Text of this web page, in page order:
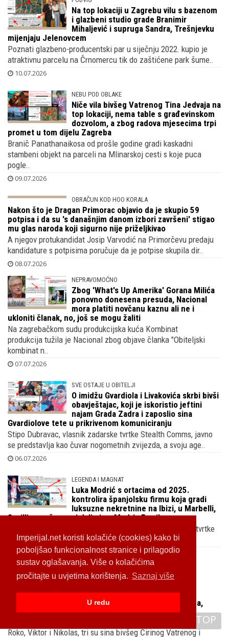
Imperijal.net koristi kolačiće (cookies) kako bi
poboljšao funkcionalnost stranice i prilagodio
sustav oglašavanja. Više o kolačićima
pročitajte u uvjetima korištenja. Saznaj više
U redu
11.07.2026
PODVIG
Na top lokaciji u Zagrebu vilu s bazenom
i glazbeni studio grade Branimir
Mihaljević i supruga Sandra, Trešnjevku
mijenjaju Jelenovcem
Poznati glazbeno-producentski par u siječnju 2022. kupio je
atraktivnu parcelu na Črnomercu tik do zaštićene park šume..
10.07.2026
NEBU POD OBLAKE
Niče vila bivšeg Vatrenog Tina Jedvaja na
top lokaciji, nema table s građevinskom
dozvolom, a zbog radova mjesecima trpi
promet u tom dijelu Zagreba
Branič Panathanaikosa od prošle godine gradi kaskadni
stambeni objekt na parceli na Mlinarskoj cesti s koje puca
pogle..
09.07.2026
OBRAČUN KOD HOO KORALA
Nakon što je Dragan Primorac objavio da
je skupio 59 potpisa i da su 's današnjim
danom izbori završeni' stigao mu glas
naroda koji sigurno nije priželjkivao
A njegov protukandidat Josip Varvodić na Primorčevu predaju
kandidature s potpisima poručuje da je potpise skupila dir..
08.07.2026
NEPRAVOMOĆNO
Zbog 'What's Up Amerika' Gorana Milića
ponovno donesena presuda, Nacional
ukloniti članak, no, još se mogu žaliti
produkcija tužila je Nacional zbog objave članka "Obiteljski
kombinat n..
07.07.2026
SVE OSTAJE U OBITELJI
O imidžu Gvardiola i Livakovića skrbi bivši
obavještajac, koji je iskoristio jeftini
Stipo Dubravac, vlasnik zadarske tvrtke Stealth Comms, javno
se predstavlja kao čuvar nogometnih zvijezda, a svoju age..
06.07.2026
Luka Modrić s ortacima od 2025.
kontrolira španjolsku firmu koja gradi
luksuzne nekretnine na Ibizi, u Marbelli,
Sevilli, a sa ženom i dalje ima Modric Family
Iako je kapetan Vatrenih gazda i obiteljske nekretninske tvrtke
Modric Family Sl preko koje upravlja skupim projektima..
05.07.2026
Tajna roditeljskog uspjeha bivšeg
TOP